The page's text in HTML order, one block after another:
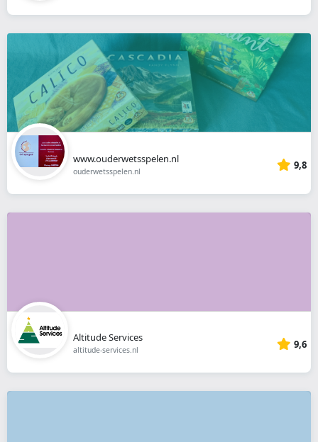
www.ouderwetsspelen.nl
ouderwetsspelen.nl 9,8
Altitude Services
altitude-services.nl 9,6